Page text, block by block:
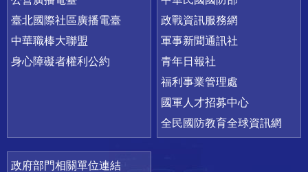
臺北國際社區廣播電臺
中華職棒大聯盟
身心障礙者權利公約
政戰資訊服務網
軍事新聞通訊社
青年日報社
福利事業管理處
國軍人才招募中心
全民國防教育全球資訊網
政府部門相關單位連結